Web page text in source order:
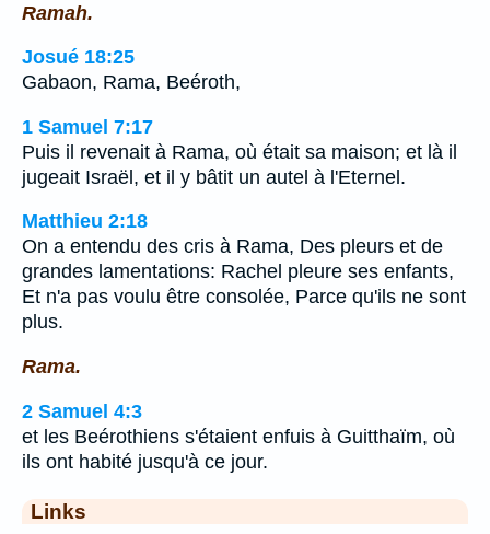
Ramah.
Josué 18:25
Gabaon, Rama, Beéroth,
1 Samuel 7:17
Puis il revenait à Rama, où était sa maison; et là il
jugeait Israël, et il y bâtit un autel à l'Eternel.
Matthieu 2:18
On a entendu des cris à Rama, Des pleurs et de
grandes lamentations: Rachel pleure ses enfants,
Et n'a pas voulu être consolée, Parce qu'ils ne sont
plus.
Rama.
2 Samuel 4:3
et les Beérothiens s'étaient enfuis à Guitthaïm, où
ils ont habité jusqu'à ce jour.
Links